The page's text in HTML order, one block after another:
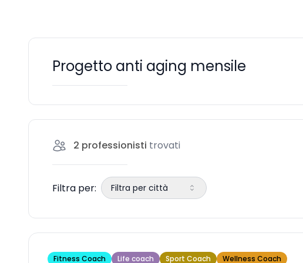
Progetto anti aging mensile
2 professionisti trovati
Filtra per: Filtra per città
Fitness Coach Life coach Sport Coach Wellness Coach